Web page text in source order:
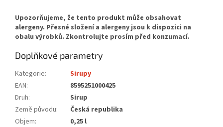
Doplňkové parametry
Kategorie:
Sirupy
EAN:
8595251000425
Druh:
Sirup
Země původu:
Česká republika
Objem:
0,25 l